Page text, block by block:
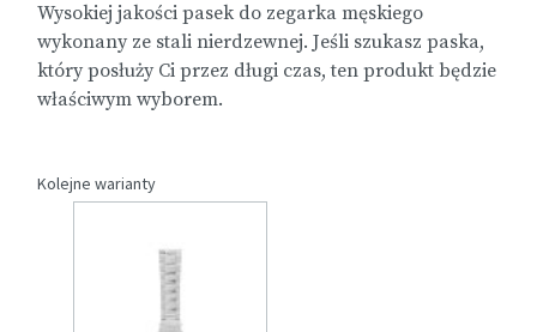
Wysokiej jakości pasek do zegarka męskiego
wykonany ze stali nierdzewnej. Jeśli szukasz paska,
który posłuży Ci przez długi czas, ten produkt będzie
właściwym wyborem.
Kolejne warianty